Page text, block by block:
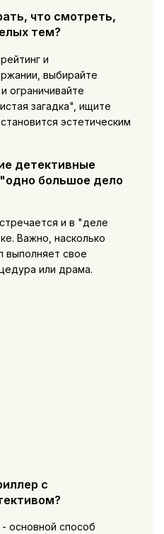
что смотреть,
тем?
и
выбирайте
ограничивайте
загадка", ищите
эстетическим
детективные
большое дело
и в "деле
Важно, насколько
выполняет свое
или драма.
с
основной способ